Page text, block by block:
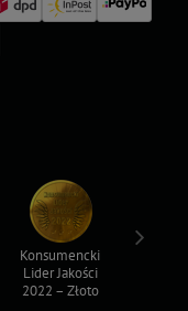
Konsumencki
Lider Jakości
2022 – Złoto